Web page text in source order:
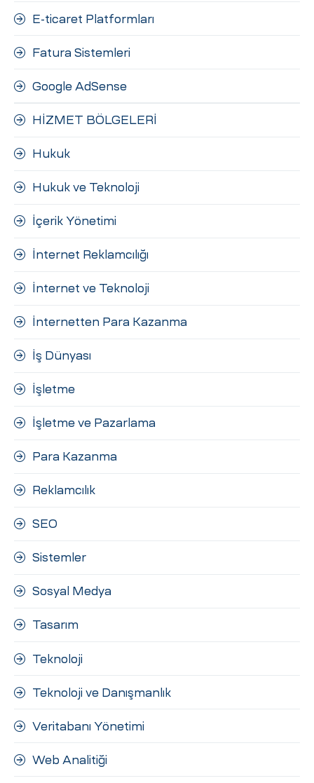
E-ticaret Platformları
Fatura Sistemleri
Google AdSense
HİZMET BÖLGELERİ
Hukuk
Hukuk ve Teknoloji
İçerik Yönetimi
İnternet Reklamcılığı
İnternet ve Teknoloji
İnternetten Para Kazanma
İş Dünyası
İşletme
İşletme ve Pazarlama
Para Kazanma
Reklamcılık
SEO
Sistemler
Sosyal Medya
Tasarım
Teknoloji
Teknoloji ve Danışmanlık
Veritabanı Yönetimi
Web Analitiği